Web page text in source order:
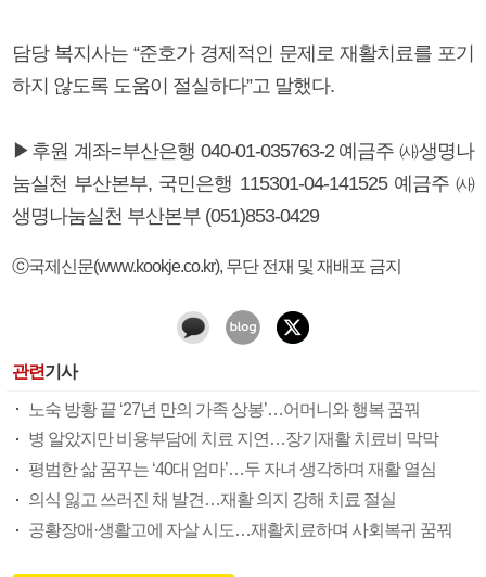
담당 복지사는 “준호가 경제적인 문제로 재활치료를 포기
하지 않도록 도움이 절실하다”고 말했다.
▶후원 계좌=부산은행 040-01-035763-2 예금주 ㈔생명나
눔실천 부산본부, 국민은행 115301-04-141525 예금주 ㈔
생명나눔실천 부산본부 (051)853-0429
ⓒ국제신문(www.kookje.co.kr), 무단 전재 및 재배포 금지
관련기사
노숙 방황 끝 ‘27년 만의 가족 상봉’…어머니와 행복 꿈꿔
병 알았지만 비용부담에 치료 지연…장기재활 치료비 막막
평범한 삶 꿈꾸는 ‘40대 엄마’…두 자녀 생각하며 재활 열심
의식 잃고 쓰러진 채 발견…재활 의지 강해 치료 절실
공황장애·생활고에 자살 시도…재활치료하며 사회복귀 꿈꿔